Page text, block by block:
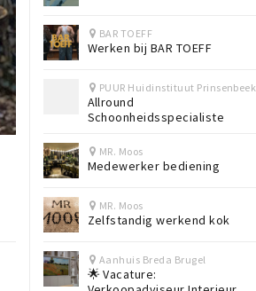
BAR TOEFF
Werken bij BAR TOEFF
PUUR Huidinstituut Prinsenbeek
Allround
Schoonheidsspecialiste
MR. Moos
Medewerker bediening
MR. Moos
Zelfstandig werkend kok
Aanhuis Breda Brugel
🌟 Vacature: